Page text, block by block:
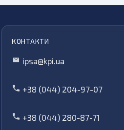
КОНТАКТИ
ipsa@kpi.ua
+38 (044) 204-97-07
+38 (044) 280-87-71